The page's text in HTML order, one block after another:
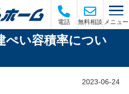
電話 無料相談 メニュー
ぺい容積率につい
2023-06-24